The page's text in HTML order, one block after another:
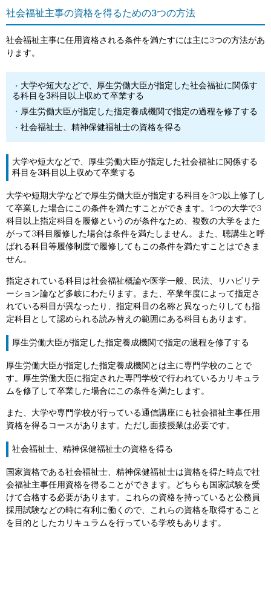
社会福祉主事の資格を得るための3つの方法
社会福祉主事に任用資格される条件を満たすには主に3つの方法があ
ります。
大学や短大などで、厚生労働大臣が指定した社会福祉に関係す
る科目を3科目以上収めて卒業する
厚生労働大臣が指定した指定養成機関で指定の過程を修了する
社会福祉士、精神保健福祉士の資格を得る
大学や短大などで、厚生労働大臣が指定した社会福祉に関係する
科目を3科目以上収めて卒業する
大学や短期大学などで厚生労働大臣が指定する科目を3つ以上修了し
て卒業した場合にこの条件を満たすことができます。1つの大学で3
科目以上指定科目を履修というのが条件なため、複数の大学をまた
がって3科目履修した場合は条件を満たしません。また、聴講生と呼
ばれる科目等履修制度で履修してもこの条件を満たすことはできま
せん。
指定されている科目は社会福祉概論や医学一般、民法、リハビリテ
ーション論など多岐にわたります。また、卒業年度によって指定さ
れている科目が異なったり、指定科目の名称と異なったりしても指
定科目として認められる読み替えの範囲にある科目もあります。
厚生労働大臣が指定した指定養成機関で指定の過程を修了する
厚生労働大臣が指定した指定養成機関とは主に専門学校のことで
す。厚生労働大臣に指定された専門学校で行われているカリキュラ
ムを修了して卒業した場合にこの条件を満たします。
また、大学や専門学校が行っている通信講座にも社会福祉主事任用
資格を得るコースがあります。ただし面接授業は必要です。
社会福祉士、精神保健福祉士の資格を得る
国家資格である社会福祉士、精神保健福祉士は資格を得た時点で社
会福祉主事任用資格を得ることができます。どちらも国家試験を受
けて合格する必要があります。これらの資格を持っていると公務員
採用試験などの時に有利に働くので、これらの資格を取得すること
を目的としたカリキュラムを行っている学校もあります。